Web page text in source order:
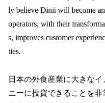
ly believe Dinii will become an
operators, with their
s, improves customer
ties.
日本の外食産業に大きな
ニーに投資できることを